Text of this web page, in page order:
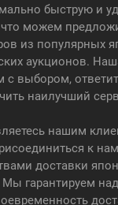
быструю и
можем
из популярных
аукционов.
с выбором,
наилучший
нашим
к
доставки
гарантируем